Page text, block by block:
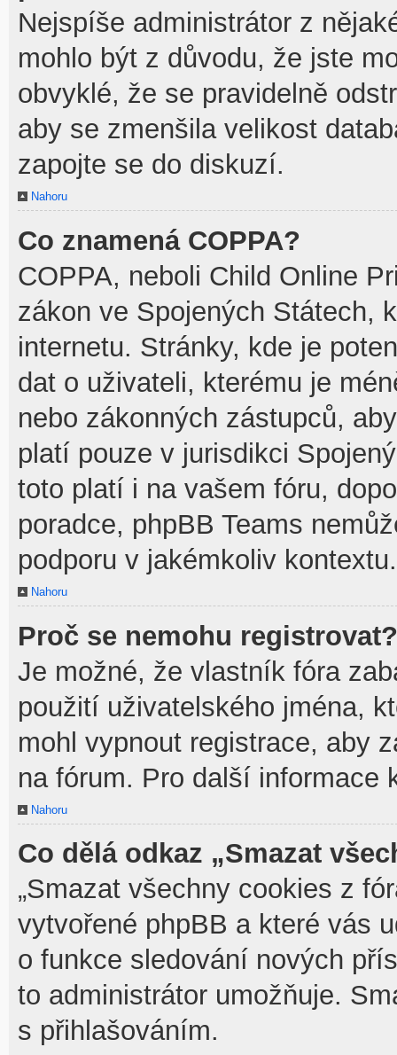
Nejspíše administrátor z
mohlo být z důvodu, že jste
obvyklé, že se pravidelně
aby se zmenšila velikost
zapojte se do diskuzí.
Nahoru
Co znamená COPPA?
COPPA, neboli Child Online
zákon ve Spojených Státech,
internetu. Stránky, kde je
dat o uživateli, kterému je
nebo zákonných zástupců,
platí pouze v jurisdikci
toto platí i na vašem fóru,
poradce, phpBB Teams
podporu v jakémkoliv kontextu.
Nahoru
Proč se nemohu registrovat?
Je možné, že vlastník fóra
použití uživatelského jména,
mohl vypnout registrace, aby
na fórum. Pro další informace
Nahoru
Co dělá odkaz „Smazat
„Smazat všechny cookies z
vytvořené phpBB a které vás
o funkce sledování nových
to administrátor umožňuje.
s přihlašováním.